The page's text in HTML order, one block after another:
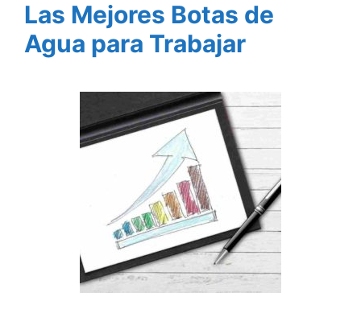
Las Mejores Botas de
Agua para Trabajar